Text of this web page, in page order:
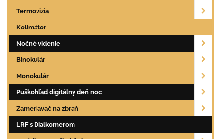
Termovizia
Kolimátor
Nočné videnie
Binokulár
Monokulár
Puškohľad digitálny deň noc
Zameriavač na zbraň
LRF s Dialkomerom